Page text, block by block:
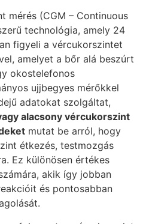
mérés (CGM – Continuous
technológia, amely 24
figyeli a vércukorszintet
amelyet a bőr alá beszúrt
okostelefonos
ujjbegyes mérőkkel
adatokat szolgáltat,
alacsony vércukorszint
mutat be arról, hogy
étkezés, testmozgás
Ez különösen értékes
akik így jobban
és pontosabban